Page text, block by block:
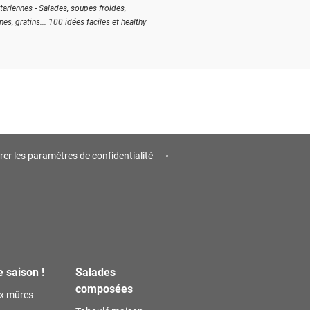
- Salades, soupes froides,
gratins... 100 idées faciles et healthy
les paramètres de confidentialité
saison !
mûres
Salades
composées